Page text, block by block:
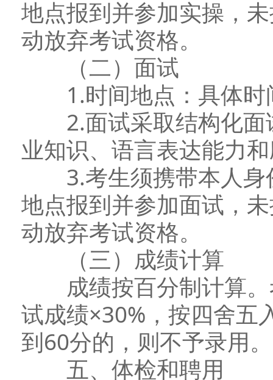
地点报到并参加实操，
动放弃考试资格。
（二）面试
1.时间地点：具体时
2.面试采取结构化面
业知识、语言表达能力
3.考生须携带本人身
地点报到并参加面试，
动放弃考试资格。
（三）成绩计算
成绩按百分制计算。
试成绩×30%，按四舍五
到60分的，则不予录用。
五、体检和聘用